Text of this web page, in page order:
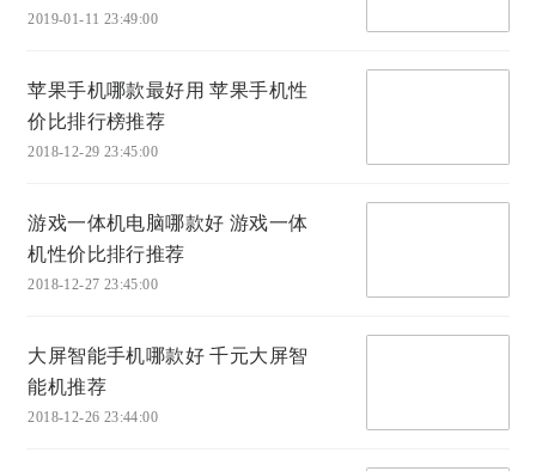
2019-01-11 23:49:00
苹果手机哪款最好用 苹果手机性
价比排行榜推荐
2018-12-29 23:45:00
游戏一体机电脑哪款好 游戏一体
机性价比排行推荐
2018-12-27 23:45:00
大屏智能手机哪款好 千元大屏智
能机推荐
2018-12-26 23:44:00